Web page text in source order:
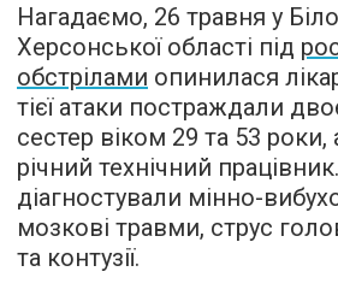
Нагадаємо, 26 травня у
Херсонської області під
обстрілами опинилася
тієї атаки постраждали
сестер віком 29 та 53
річний технічний
діагностували мінно-
мозкові травми, струс
та контузії.